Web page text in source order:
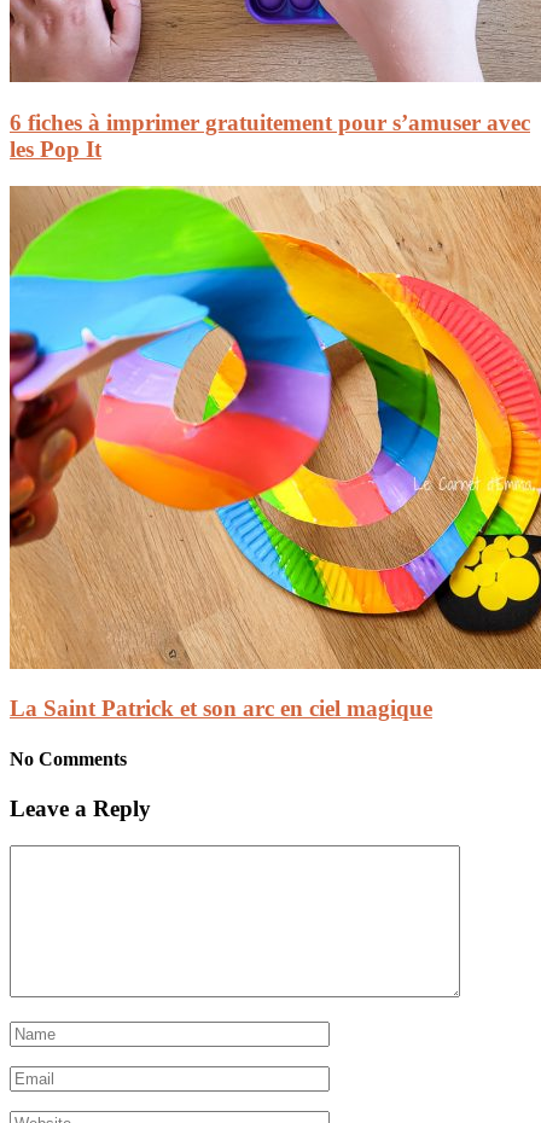
6 fiches à imprimer gratuitement pour s’amuser avec
les Pop It
La Saint Patrick et son arc en ciel magique
No Comments
Leave a Reply